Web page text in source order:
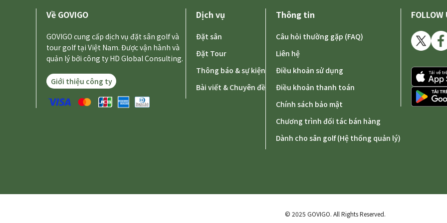
Về GOVIGO
GOVIGO cung cấp dịch vụ đặt sân golf và
tour golf tại Việt Nam. Được vận hành và
quản lý bởi công ty HD Global Consulting.
Giới thiệu công ty
Dịch vụ
Đặt sân
Đặt Tour
Thông báo & sự kiện
Bài viết & Chuyên đề
Thông tin
Câu hỏi thường gặp (FAQ)
Liên hệ
Điều khoản sử dụng
Điều khoản thanh toán
Chính sách bảo mật
Chương trình đối tác bán hàng
Dành cho sân golf (Hệ thống quản lý)
FOLLOW
© 2025 GOVIGO. All Rights Reserved.